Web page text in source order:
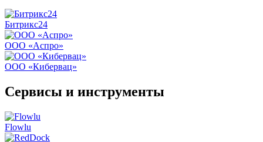
Битрикс24
ООО «Аспро»
ООО «Кибервац»
Сервисы и инструменты
Flowlu